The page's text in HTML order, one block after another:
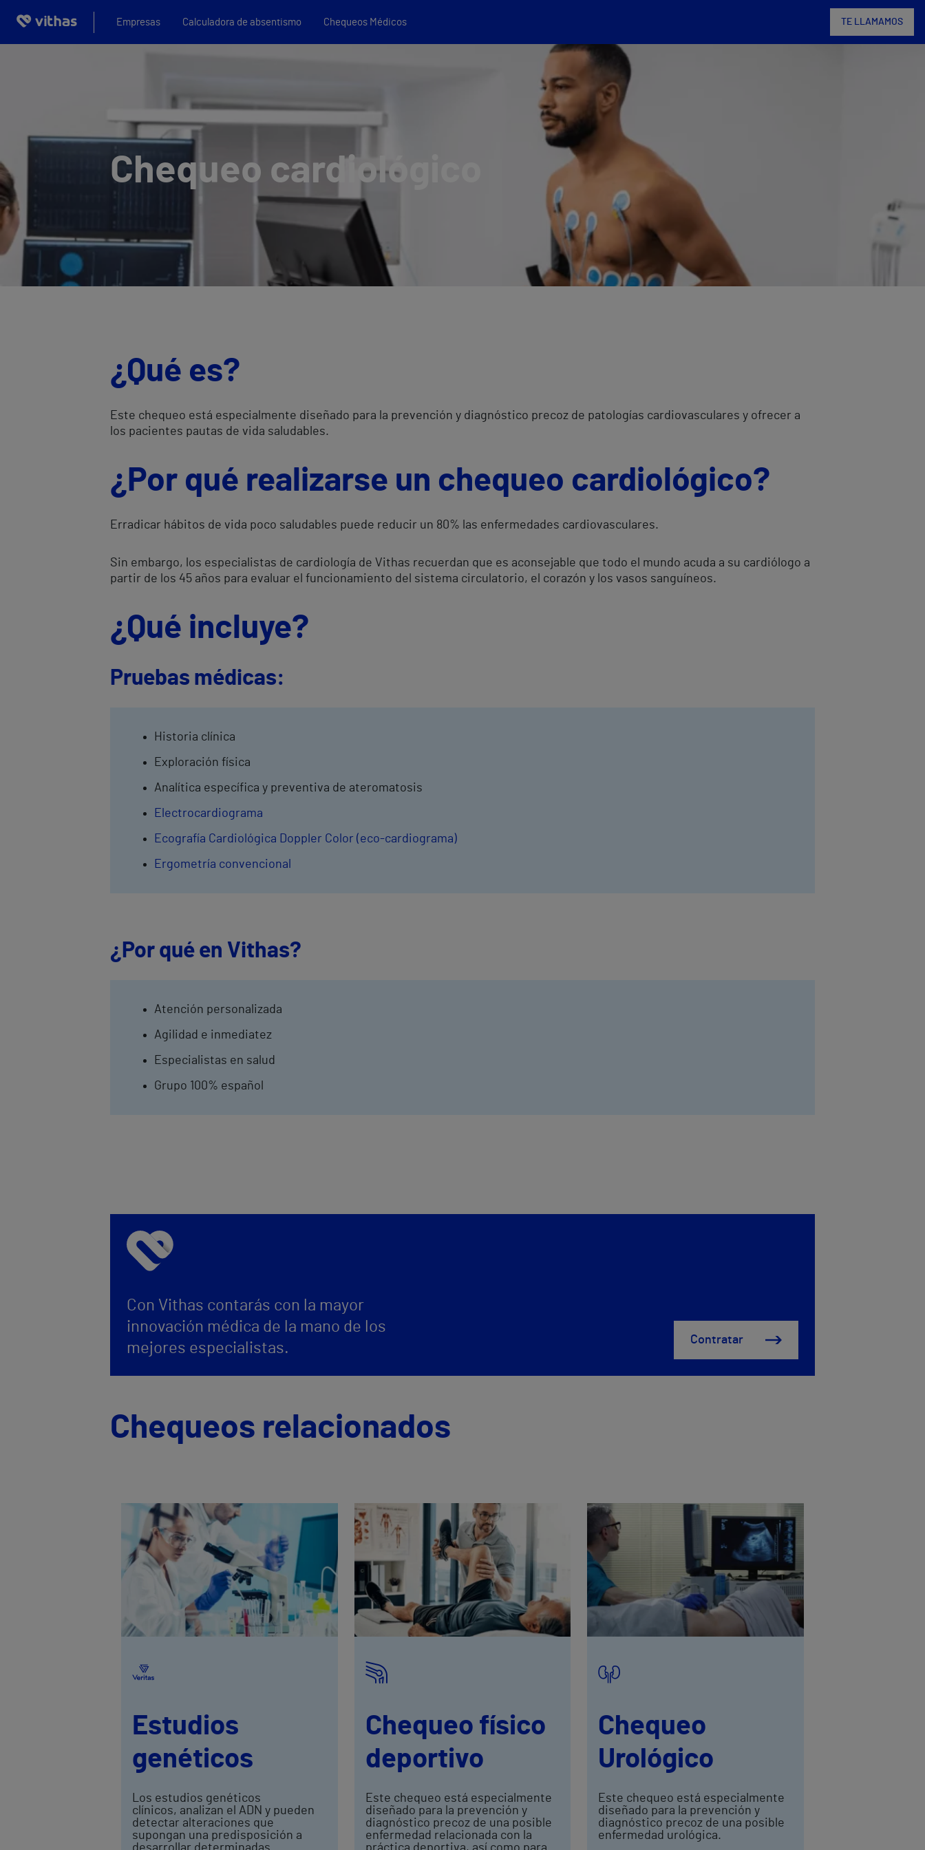
Empresas Calculadora de absentismo Chequeos Médicos TE LLAMAMOS
Chequeo cardiológico
¿Qué es?
Este chequeo está especialmente diseñado para la prevención y diagnóstico precoz de patologías cardiovasculares y ofrecer a
los pacientes pautas de vida saludables.
¿Por qué realizarse un chequeo cardiológico?
Erradicar hábitos de vida poco saludables puede reducir un 80% las enfermedades cardiovasculares.
Sin embargo, los especialistas de cardiología de Vithas recuerdan que es aconsejable que todo el mundo acuda a su cardiólogo a
partir de los 45 años para evaluar el funcionamiento del sistema circulatorio, el corazón y los vasos sanguíneos.
¿Qué incluye?
Pruebas médicas:
Historia clínica
Exploración física
Analítica específica y preventiva de ateromatosis
Electrocardiograma
Ecografía Cardiológica Doppler Color (eco-cardiograma)
Ergometría convencional
¿Por qué en Vithas?
Atención personalizada
Agilidad e inmediatez
Especialistas en salud
Grupo 100% español
Con Vithas contarás con la mayor
innovación médica de la mano de los
mejores especialistas.
Contratar
Chequeos relacionados
Estudios
genéticos
Los estudios genéticos
clínicos, analizan el ADN y pueden
detectar alteraciones que
supongan una predisposición a
Chequeo físico
deportivo
Este chequeo está especialmente
diseñado para la prevención y
diagnóstico precoz de una posible
enfermedad relacionada con la
Chequeo
Urológico
Este chequeo está especialmente
diseñado para la prevención y
diagnóstico precoz de una posible
enfermedad urológica.